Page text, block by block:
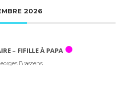
2026
– FIFILLE À PAPA
Brassens